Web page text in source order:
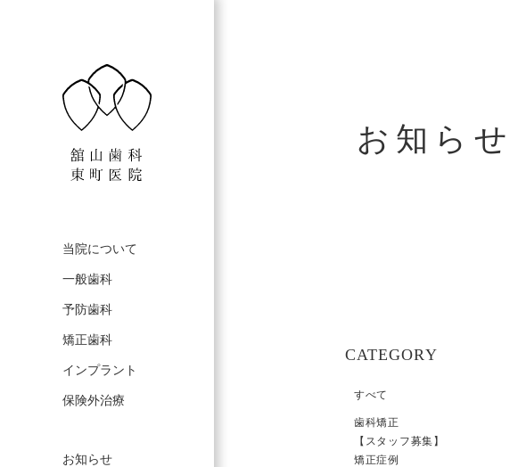
当院について
一般歯科
予防歯科
矯正歯科
インプラント
保険外治療
お知らせ
お知らせ
CATEGORY
すべて
歯科矯正
【スタッフ募集】
矯正症例